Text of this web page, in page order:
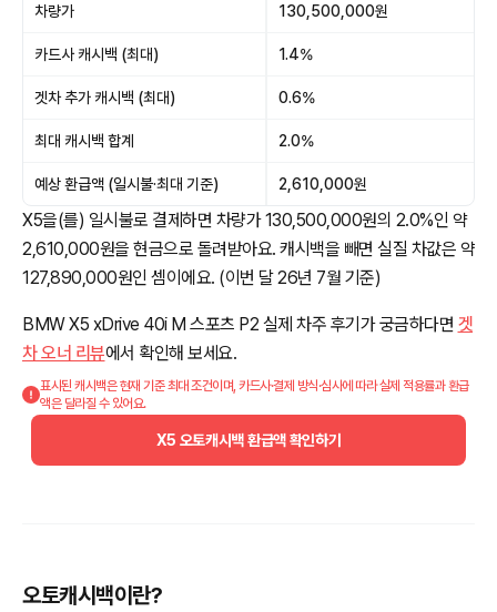
차량가 130,500,000원
카드사 캐시백 (최대) 1.4%
겟차 추가 캐시백 (최대) 0.6%
최대 캐시백 합계 2.0%
예상 환급액 (일시불·최대 기준) 2,610,000원
X5을(를) 일시불로 결제하면 차량가 130,500,000원의 2.0%인 약
2,610,000원을 현금으로 돌려받아요. 캐시백을 빼면 실질 차값은 약
127,890,000원인 셈이에요. (이번 달 26년 7월 기준)
BMW X5 xDrive 40i M 스포츠 P2 실제 차주 후기가 궁금하다면 겟
차 오너 리뷰에서 확인해 보세요.
표시된 캐시백은 현재 기준 최대 조건이며, 카드사·결제 방식·심사에 따라 실제 적용률과 환급
액은 달라질 수 있어요.
X5 오토캐시백 환급액 확인하기
오토캐시백이란?